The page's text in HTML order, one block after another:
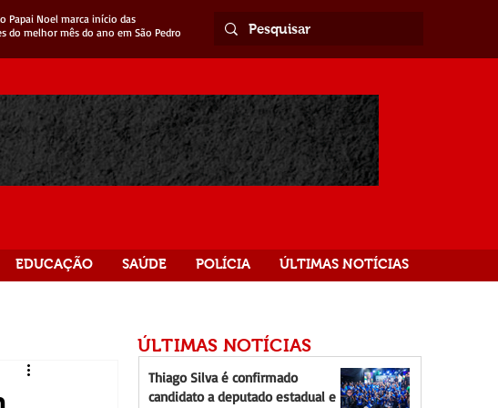
Papai Noel marca início das
do melhor mês do ano em São Pedro
EDUCAÇÃO SAÚDE POLÍCIA ÚLTIMAS NOTÍCIAS
ÚLTIMAS NOTÍCIAS
Thiago Silva é confirmado
candidato a deputado estadual e